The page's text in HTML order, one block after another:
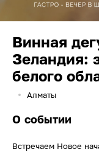
Винная
Зеландия:
белого
Алматы
О событии
Встречаем Новое